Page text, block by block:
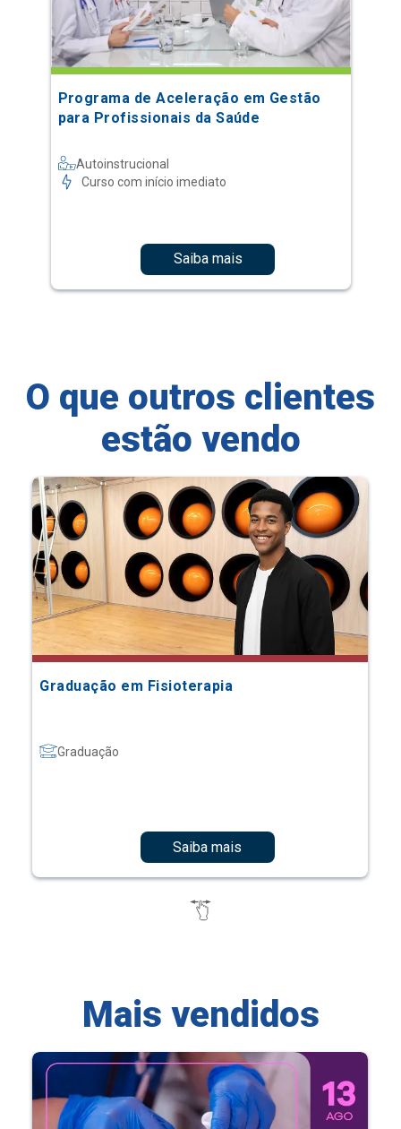
Programa de Aceleração em Gestão
para Profissionais da Saúde
Autoinstrucional
Curso com início imediato
Saiba mais
O que outros clientes
estão vendo
Graduação em Fisioterapia
Graduação
Saiba mais
Mais vendidos